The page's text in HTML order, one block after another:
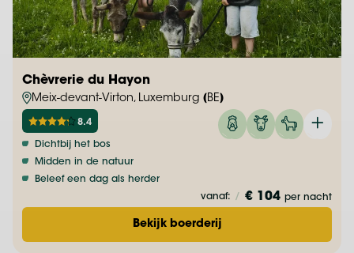
Chèvrerie du Hayon
Meix-devant-Virton, Luxemburg (BE)
8.4
Dichtbij het bos
Midden in de natuur
Beleef een dag als herder
vanaf: / € 104 per nacht
Bekijk boerderij